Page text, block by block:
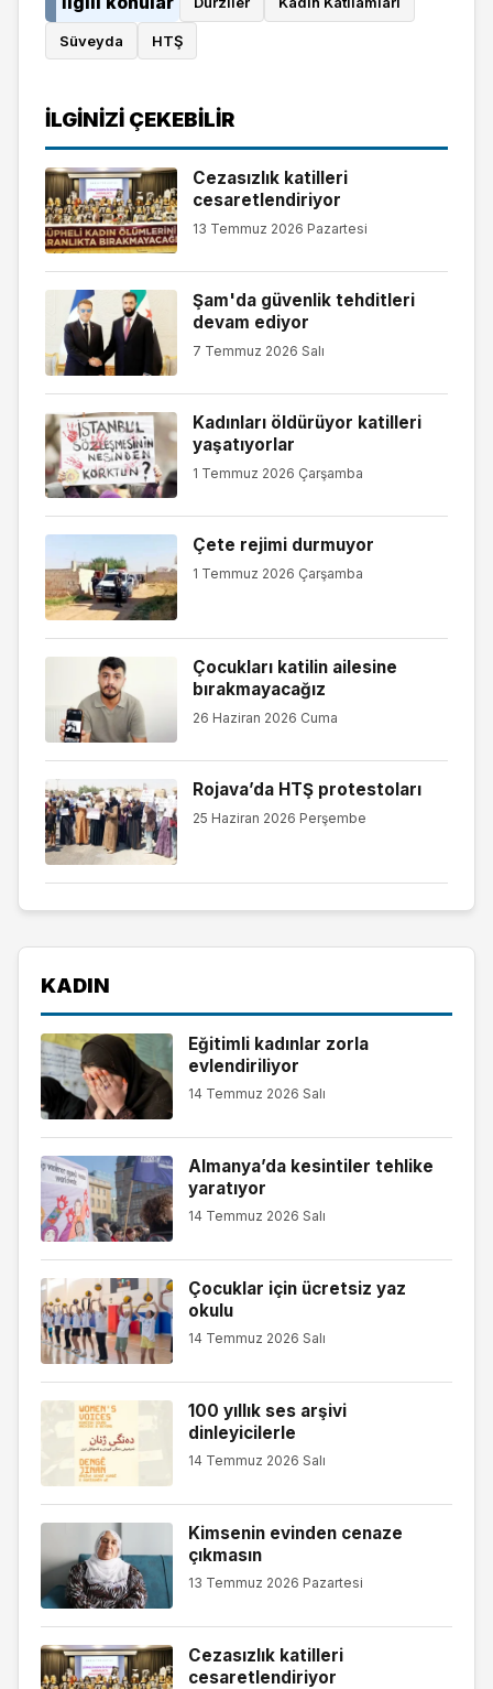
Süveyda HTŞ
İLGINIZI ÇEKEBILIR
Cezasızlık katilleri
cesaretlendiriyor
13 Temmuz 2026 Pazartesi
Şam'da güvenlik tehditleri
devam ediyor
7 Temmuz 2026 Salı
Kadınları öldürüyor katilleri
yaşatıyorlar
1 Temmuz 2026 Çarşamba
Çete rejimi durmuyor
1 Temmuz 2026 Çarşamba
Çocukları katilin ailesine
bırakmayacağız
26 Haziran 2026 Cuma
Rojava’da HTŞ protestoları
25 Haziran 2026 Perşembe
KADIN
Eğitimli kadınlar zorla
evlendiriliyor
14 Temmuz 2026 Salı
Almanya’da kesintiler tehlike
yaratıyor
14 Temmuz 2026 Salı
Çocuklar için ücretsiz yaz
okulu
14 Temmuz 2026 Salı
100 yıllık ses arşivi
dinleyicilerle
14 Temmuz 2026 Salı
Kimsenin evinden cenaze
çıkmasın
13 Temmuz 2026 Pazartesi
Cezasızlık katilleri
cesaretlendiriyor